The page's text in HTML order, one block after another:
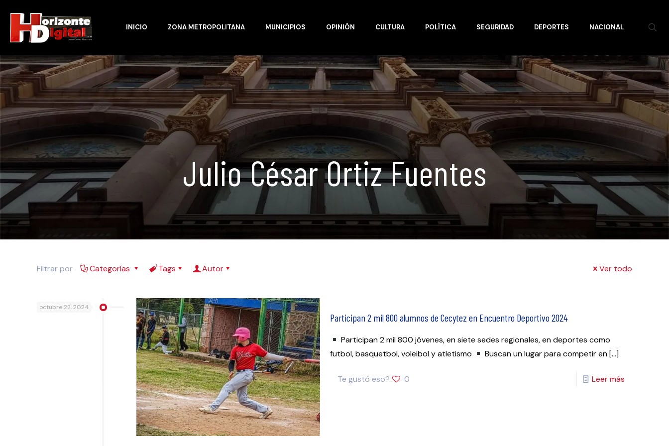
INICIO ZONA METROPOLITANA MUNICIPIOS OPINIÓN CULTURA POLÍTICA SEGURIDAD DEPORTES NACIONAL
Julio César Ortiz Fuentes
Filtrar por Categorías Tags Autor Ver todo
octubre 22, 2024
Participan 2 mil 800 alumnos de Cecytez en Encuentro Deportivo 2024
Participan 2 mil 800 jóvenes, en siete sedes regionales, en deportes como
futbol, basquetbol, voleibol y atletismo
Buscan un lugar para competir en[…]
Te gustó eso? 0 Leer más